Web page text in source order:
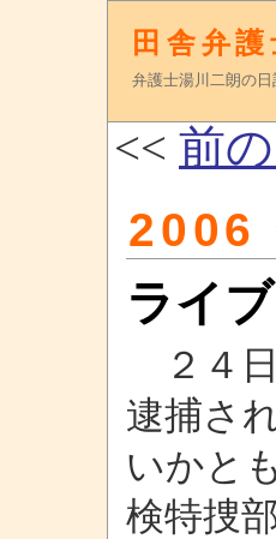
田舎弁
弁護士湯川二朗の日
<< 前
2006
ライ
２４
逮捕さ
いかと
検特捜